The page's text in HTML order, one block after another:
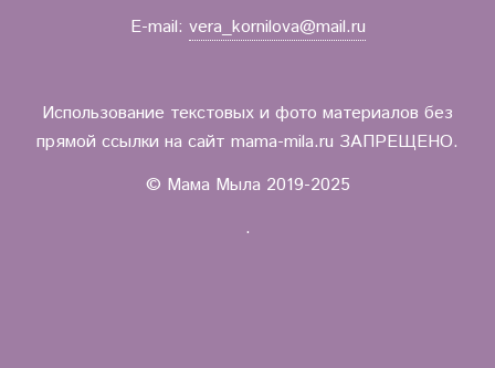
E-mail: vera_kornilova@mail.ru
Использование текстовых и фото материалов без
прямой ссылки на сайт mama-mila.ru ЗАПРЕЩЕНО.
© Мама Мыла 2019-2025
.